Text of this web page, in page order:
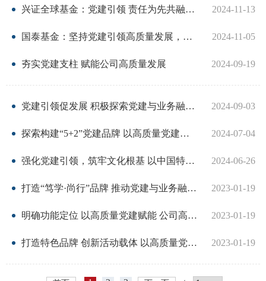
法
机
从
纪律
异常
失联
兴证全球基金：党建引领 责任为先共融发展 2024-11-13
国泰基金：坚持党建引领高质量发展，走好中国特色金融发展之路 2024-11-05
夯实党建支柱 赋能公司高质量发展 2024-09-19
党建引领促发展 积极探索党建与业务融合新模式 2024-09-03
探索构建“5+2”党建品牌 以高质量党建引领公司高质量发展 2024-07-04
强化党建引领，筑牢文化根基 以中国特色金融文化助力高质量发展 2024-06-26
打造“笃学·尚行”品牌 推动党建与业务融合发展 2023-01-19
明确功能定位 以高质量党建赋能 公司高质量发展 2023-01-19
打造特色品牌 创新活动载体 以高质量党建引领公司高质量发展 2023-01-19